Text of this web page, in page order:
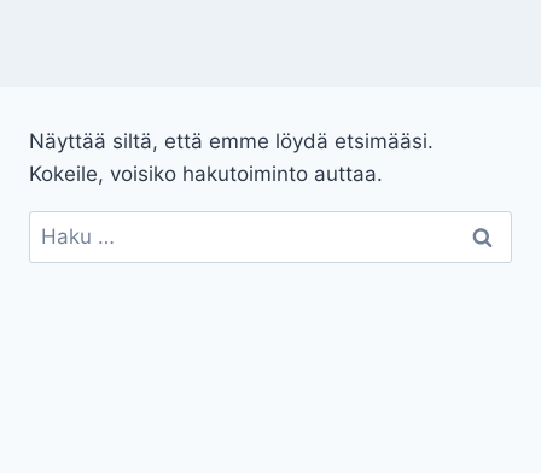
Näyttää siltä, että emme löydä etsimääsi.
Kokeile, voisiko hakutoiminto auttaa.
Haku: